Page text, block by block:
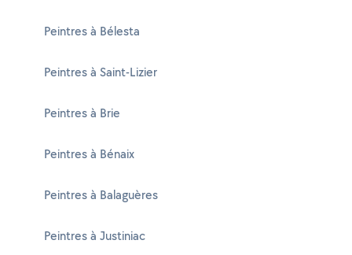
Peintres à Bélesta
Peintres à Saint-Lizier
Peintres à Brie
Peintres à Bénaix
Peintres à Balaguères
Peintres à Justiniac